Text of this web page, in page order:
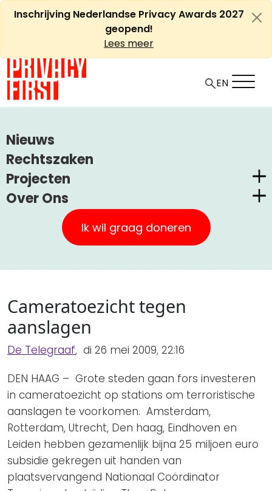
Ga
naarInschrijving Nederlandse Privacy Awards 2027
geopend!
Lees meer
Nieuws
Rechtszaken
Projecten
Nederlandse Privacy Awards
Claimstichting CUIC
PrivacyWijzer
Privacy Coalitie
PSD2-me-niet
SpecifiekeToestemming.nl
Over Ons
Privacy First
Onze Successen
Kom in actie
Contact
Privacybeleid
Playlist
Ik wil graag doneren
EN
CAMERATOEZICHT TEGEN AANSLAGEN
Cameratoezicht tegen
aanslagen
Uncategorized 10 oktober, 2010
Cameratoezicht tegen
aanslagen
De Telegraaf, di 26 mei 2009, 22:16
DEN HAAG – Grote steden gaan fors investeren
in cameratoezicht op stations om terroristische
aanslagen te voorkomen. Amsterdam,
Rotterdam, Utrecht, Den haag, Eindhoven en
Leiden hebben gezamenlijk bijna 25 miljoen euro
subsidie gekregen uit handen van
plaatsvervangend Nationaal Coördinator